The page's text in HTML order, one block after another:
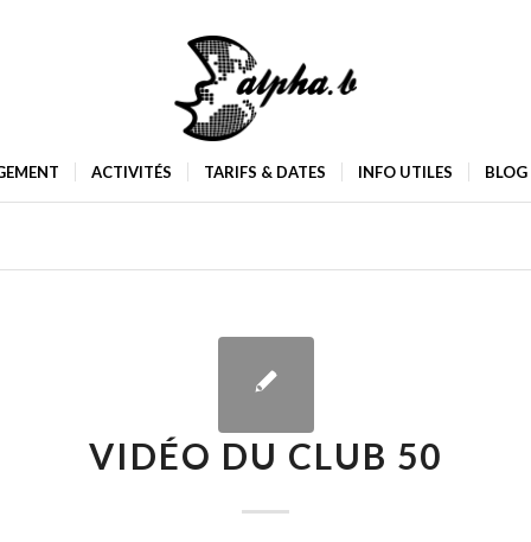
ACTIVITÉS TARIFS & DATES INFO UTILES BLOG
VIDÉO DU CLUB 50